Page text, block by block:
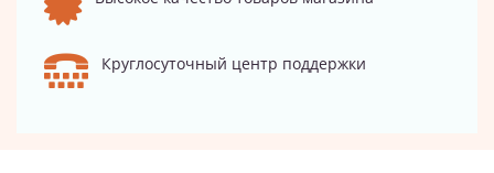
Круглосуточный центр поддержки